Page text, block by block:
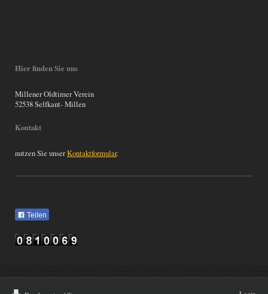
Hier finden Sie uns
Millener Oldtimer Verein
52538 Selfkant- Millen
Kontakt
nutzen Sie unserKontaktformular.
Teilen